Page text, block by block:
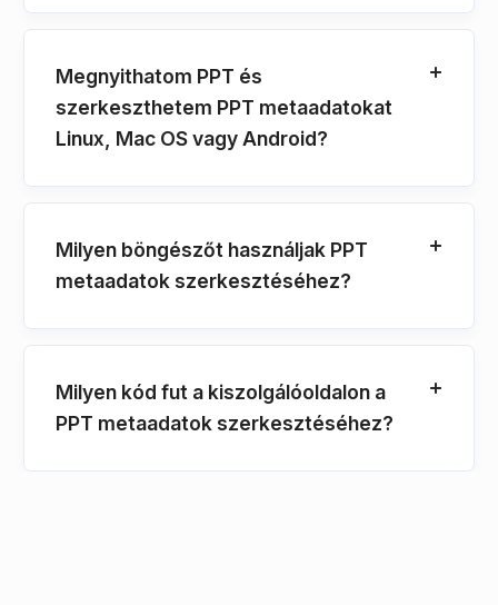
Megnyithatom PPT és
szerkeszthetem PPT metaadatokat
Linux, Mac OS vagy Android?
Milyen böngészőt használjak PPT
metaadatok szerkesztéséhez?
Milyen kód fut a kiszolgálóoldalon a
PPT metaadatok szerkesztéséhez?